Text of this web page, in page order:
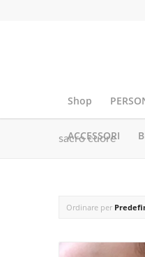
Shop
ACCESSORI
sacro cuore
Ordinare per